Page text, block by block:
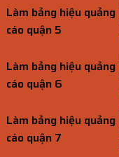
Làm bảng hiệu quảng
cáo quận 5
Làm bảng hiệu quảng
cáo quận 6
Làm bảng hiệu quảng
cáo quận 7